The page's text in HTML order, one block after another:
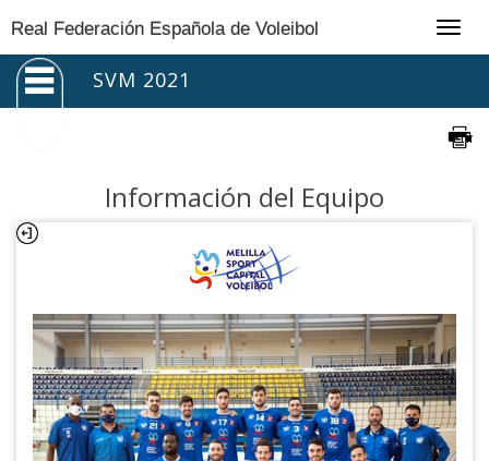
Real Federación Española de Voleibol
SVM 2021
Información del Equipo